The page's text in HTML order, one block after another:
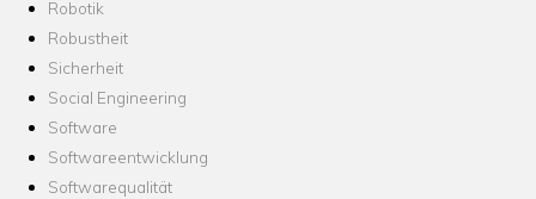
Robotik
Robustheit
Sicherheit
Social Engineering
Software
Softwareentwicklung
Softwarequalität